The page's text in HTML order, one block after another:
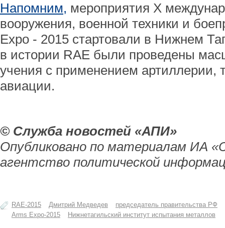
Напомним, мероприятия X
вооружения, военной техники и
Expo - 2015 стартовали в Нижнем
в истории RAE были проведены
учения с применением артиллерии,
авиации.
© Служба новостей «АПИ»
Опубликовано по материалам ИА
агентство политической
RAE-2015 Дмитрий Медведев
председатель правительства РФ
Arms Expo-2015
Нижнетагильский институт испытания металлов